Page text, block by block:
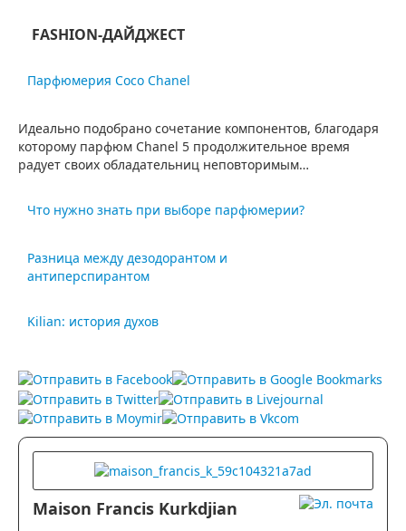
FASHION-ДАЙДЖЕСТ
Парфюмерия Coco Chanel
Идеально подобрано сочетание компонентов, благодаря
которому парфюм Chanel 5 продолжительное время
радует своих обладательниц неповторимым…
Что нужно знать при выборе парфюмерии?
Верный подбор духов – это главная, кульминационная,
часть создания неповторимого и изысканного образа. По
Разница между дезодорантом и
антиперспирантом
Секреция пота является естественным физиологическим
Kilian: история духов
Бренд Kilian насчитывает порядка 9 коллекций. Все они
заслуживают отдельного внимания. L’Oeuvre Noire.
«КОЛЛЕКЦИЯ, ПОСТРОЕННАЯ…
Maison Francis Kurkdjian